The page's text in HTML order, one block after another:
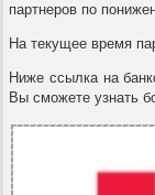
партнеров по
На текущее время
Ниже ссылка на
Вы сможете узнать